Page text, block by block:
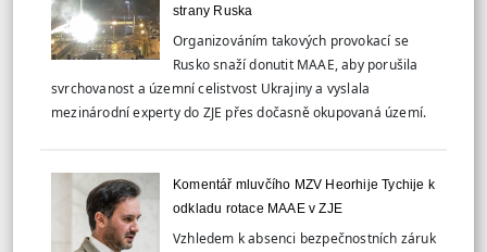
strany Ruska
Organizováním takových provokací se
Rusko snaží donutit MAAE, aby porušila
svrchovanost a územní celistvost Ukrajiny a vyslala
mezinárodní experty do ZJE přes dočasně okupovaná území.
Komentář mluvčího MZV Heorhije Tychije k
odkladu rotace MAAE v ZJE
Vzhledem k absenci bezpečnostních záruk